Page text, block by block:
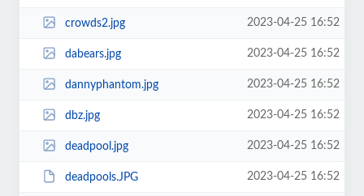
crowds2.jpg 2023-04-25 16:52
dabears.jpg 2023-04-25 16:52
dannyphantom.jpg 2023-04-25 16:52
dbz.jpg 2023-04-25 16:52
deadpool.jpg 2023-04-25 16:52
deadpools.JPG 2023-04-25 16:52